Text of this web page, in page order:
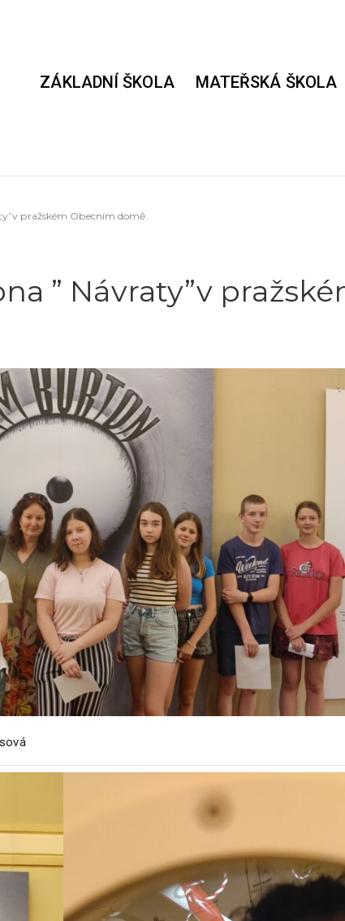
ZÁKLADNÍ ŠKOLA MATEŘSKÁ ŠKOLA
pražském Obecním domě.
” Návraty”v